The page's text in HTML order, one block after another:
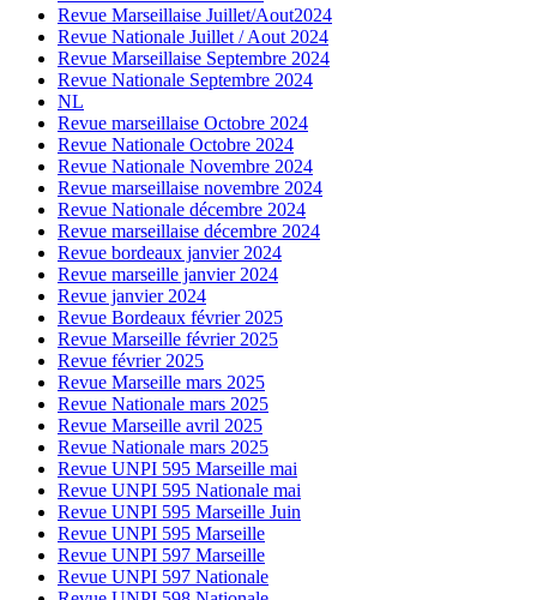
Revue Marseillaise Juillet/Aout2024
Revue Nationale Juillet / Aout 2024
Revue Marseillaise Septembre 2024
Revue Nationale Septembre 2024
NL
Revue marseillaise Octobre 2024
Revue Nationale Octobre 2024
Revue Nationale Novembre 2024
Revue marseillaise novembre 2024
Revue Nationale décembre 2024
Revue marseillaise décembre 2024
Revue bordeaux janvier 2024
Revue marseille janvier 2024
Revue janvier 2024
Revue Bordeaux février 2025
Revue Marseille février 2025
Revue février 2025
Revue Marseille mars 2025
Revue Nationale mars 2025
Revue Marseille avril 2025
Revue Nationale mars 2025
Revue UNPI 595 Marseille mai
Revue UNPI 595 Nationale mai
Revue UNPI 595 Marseille Juin
Revue UNPI 595 Marseille
Revue UNPI 597 Marseille
Revue UNPI 597 Nationale